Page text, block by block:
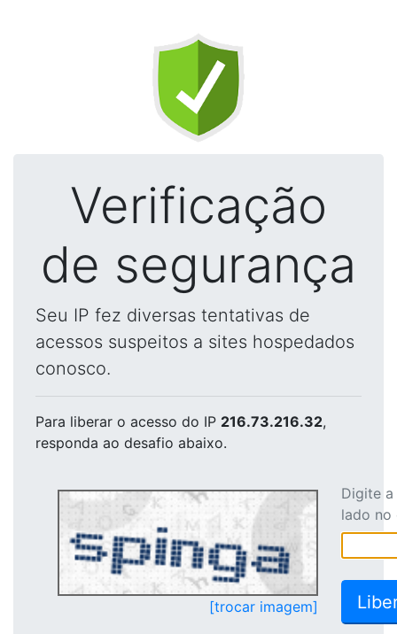
Verificação
de segurança
Seu IP fez diversas tentativas de
acessos suspeitos a sites hospedados
conosco.
Para liberar o acesso do IP 216.73.216.32,
responda ao desafio abaixo.
[trocar imagem]
Digite
lado no